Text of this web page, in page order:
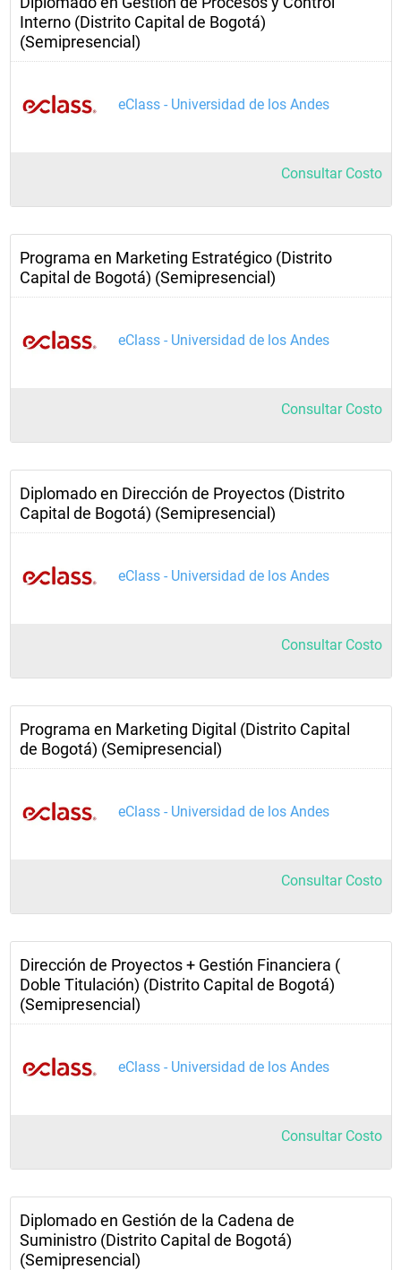
Interno (Distrito Capital de Bogotá)
(Semipresencial)
eClass - Universidad de los Andes
Consultar Costo
Programa en Marketing Estratégico (Distrito
Capital de Bogotá) (Semipresencial)
eClass - Universidad de los Andes
Consultar Costo
Diplomado en Dirección de Proyectos (Distrito
Capital de Bogotá) (Semipresencial)
eClass - Universidad de los Andes
Consultar Costo
Programa en Marketing Digital (Distrito Capital
de Bogotá) (Semipresencial)
eClass - Universidad de los Andes
Consultar Costo
Dirección de Proyectos + Gestión Financiera (
Doble Titulación) (Distrito Capital de Bogotá)
(Semipresencial)
eClass - Universidad de los Andes
Consultar Costo
Diplomado en Gestión de la Cadena de
Suministro (Distrito Capital de Bogotá)
(Semipresencial)